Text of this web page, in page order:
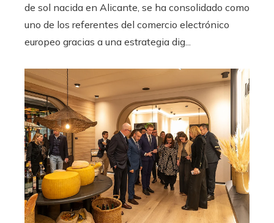
de sol nacida en Alicante, se ha consolidado como
uno de los referentes del comercio electrónico
europeo gracias a una estrategia dig...